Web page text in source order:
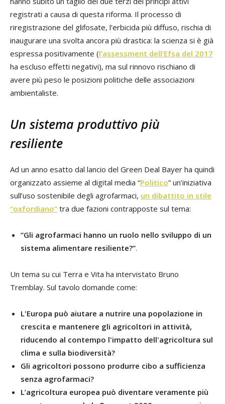
registrati a causa di questa riforma. Il processo di
riregistrazione del glifosate, l’erbicida più diffuso, rischia di
inaugurare una svolta ancora più drastica: la scienza si è già
espressa positivamente (l’assessment dell’Efsa del 2017
ha escluso effetti negativi), ma sul rinnovo rischiano di
avere più peso le posizioni politiche delle associazioni
ambientaliste.
Un sistema produttivo più
resiliente
Ad un anno esatto dal lancio del Green Deal Bayer ha quindi
organizzato assieme al digital media “Politico” un’iniziativa
sull’uso sostenibile degli agrofarmaci, un dibattito in stile
“oxfordiano” tra due fazioni contrapposte sul tema:
“Gli agrofarmaci hanno un ruolo nello sviluppo di un
sistema alimentare resiliente?”.
Un tema su cui Terra e Vita ha intervistato Bruno
Tremblay. Sul tavolo domande come:
L'Europa può aiutare a nutrire una popolazione in
crescita e mantenere gli agricoltori in attività,
riducendo al contempo l'impatto dell'agricoltura sul
clima e sulla biodiversità?
Gli agricoltori possono produrre cibo a sufficienza
senza agrofarmaci?
L’agricoltura europea può diventare veramente più